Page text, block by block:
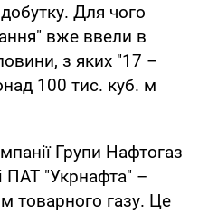
Для чого
вже ввели в
з яких "17 –
100 тис. куб. м
Групи Нафтогаз
ПАТ "Укрнафта" –
товарного газу. Це